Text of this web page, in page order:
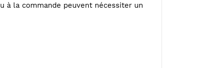
à la commande peuvent nécessiter un